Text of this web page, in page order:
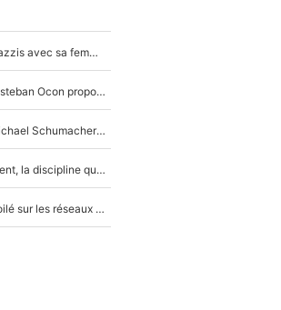
F1 : Charles Leclerc surpris par les paparazzis avec sa femme, les rumeurs étaient vraies !
Comme pour le final du Tour de France, Esteban Ocon propose un Grand Prix de Formule 1 à Paris : «Autour de l’Arc de Triomphe, ce serait génial» !
Nouvelle rumeur autour de la santé de Michael Schumacher : Sa femme Corinna sort du silence
F1 - Lewis Hamilton victime de harcèlement, la discipline qui lui a évité le pire : «J'aurais probablement mal tourné»
Lewis Hamilton : Le talent inattendu dévoilé sur les réseaux sociaux qui a impressionné Kim Kardashian pendant leurs vacances en amoureux !